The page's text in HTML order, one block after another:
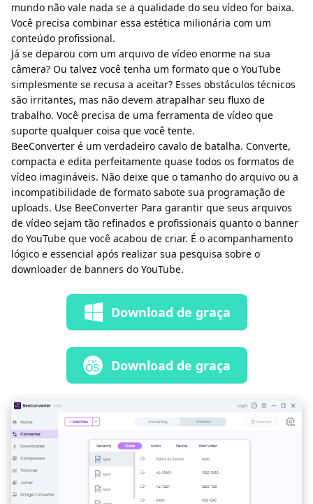
mundo não vale nada se a qualidade do seu vídeo for baixa.
Você precisa combinar essa estética milionária com um
conteúdo profissional.
Já se deparou com um arquivo de vídeo enorme na sua
câmera? Ou talvez você tenha um formato que o YouTube
simplesmente se recusa a aceitar? Esses obstáculos técnicos
são irritantes, mas não devem atrapalhar seu fluxo de
trabalho. Você precisa de uma ferramenta de vídeo que
suporte qualquer coisa que você tente.
BeeConverter é um verdadeiro cavalo de batalha. Converte,
compacta e edita perfeitamente quase todos os formatos de
vídeo imagináveis. Não deixe que o tamanho do arquivo ou a
incompatibilidade de formato sabote sua programação de
uploads. Use BeeConverter Para garantir que seus arquivos
de vídeo sejam tão refinados e profissionais quanto o banner
do YouTube que você acabou de criar. É o acompanhamento
lógico e essencial após realizar sua pesquisa sobre o
downloader de banners do YouTube.
Download de graça
Download de graça